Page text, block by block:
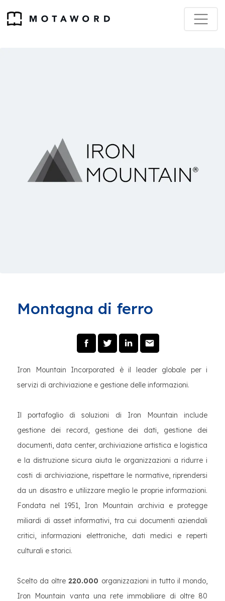
Montagna di ferro
Iron Mountain Incorporated è il leader globale per i
servizi di archiviazione e gestione delle informazioni.
Il portafoglio di soluzioni di Iron Mountain include
gestione dei record, gestione dei dati, gestione dei
documenti, data center, archiviazione artistica e logistica
e la distruzione sicura aiuta le organizzazioni a ridurre i
costi di archiviazione, rispettare le normative, riprendersi
da un disastro e utilizzare meglio le proprie informazioni.
Fondata nel 1951, Iron Mountain archivia e protegge
miliardi di asset informativi, tra cui documenti aziendali
critici, informazioni elettroniche, dati medici e reperti
culturali e storici.
Scelto da oltre220.000 organizzazioni in tutto il mondo,
Iron Mountain vanta una rete immobiliare di oltre 80